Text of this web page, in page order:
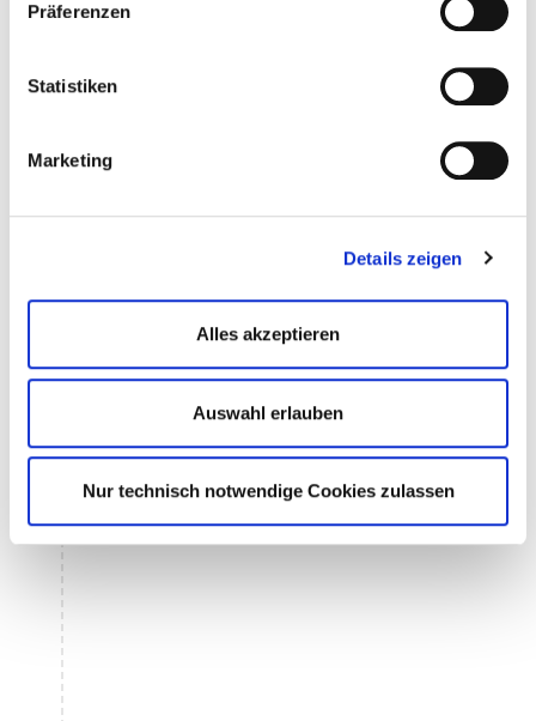
Präferenzen
Statistiken
Marketing
Details zeigen
Alles akzeptieren
Auswahl erlauben
Nur technisch notwendige Cookies zulassen